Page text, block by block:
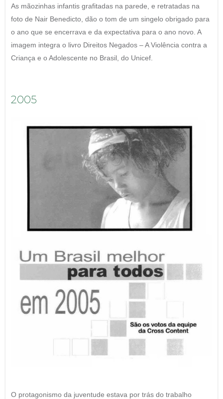
As mãozinhas infantis grafitadas na parede, e retratadas na
foto de Nair Benedicto, dão o tom de um singelo obrigado para
o ano que se encerrava e da expectativa para o ano novo. A
imagem integra o livro Direitos Negados – A Violência contra a
Criança e o Adolescente no Brasil, do Unicef.
2005
O protagonismo da juventude estava por trás do trabalho